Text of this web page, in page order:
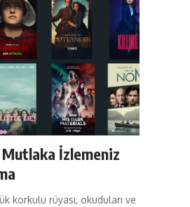
İzlemeniz
korkulu rüyası, okuduları ve